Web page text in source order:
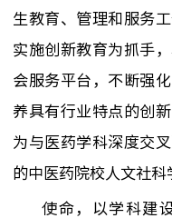
生教育、管理和服务
实施创新教育为抓手
会服务平台，不断强
养具有行业特点的创
为与医药学科深度交
的中医药院校人文社科
使命，以学科建